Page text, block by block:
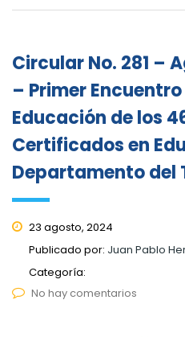
Circular No. 281 –
– Primer
Educación de los
Certificados en
Departamento del
23 agosto, 2024
Publicado por: Juan Pablo
Categoría:
No hay comentarios